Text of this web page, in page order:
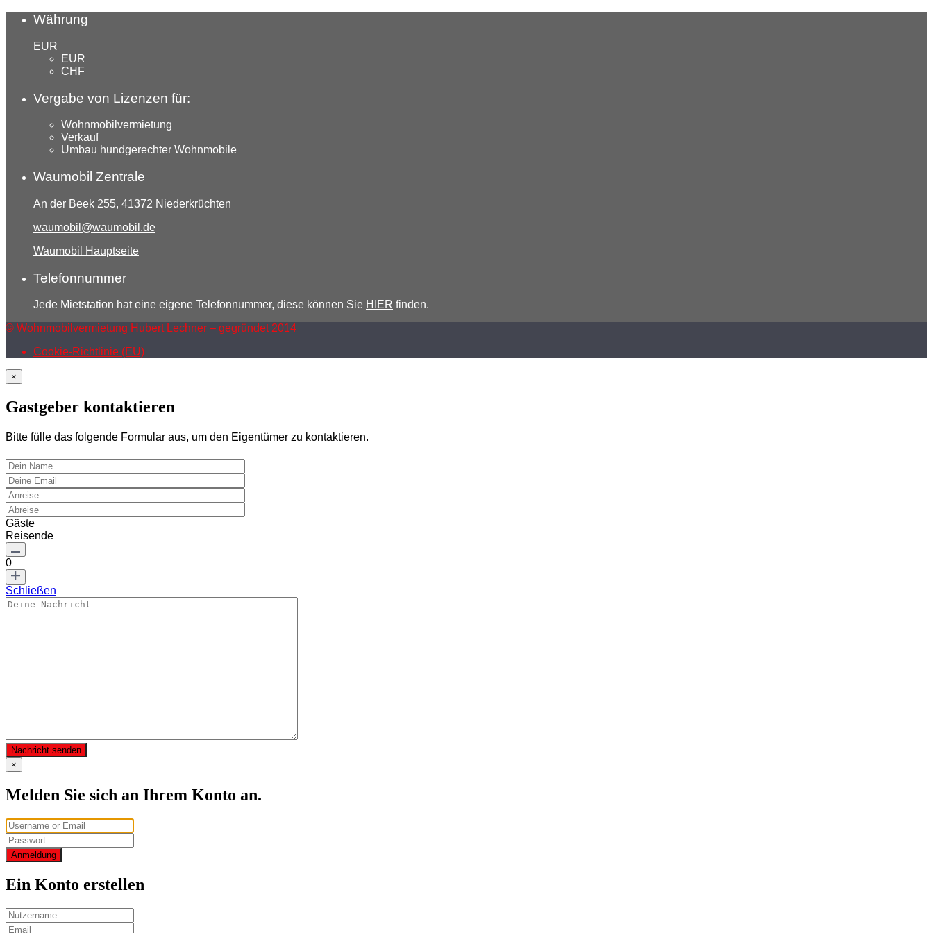
Währung
EUR
EUR
CHF
Vergabe von Lizenzen für:
Wohnmobilvermietung
Verkauf
Umbau hundgerechter Wohnmobile
Waumobil Zentrale
An der Beek 255, 41372 Niederkrüchten
waumobil@waumobil.de
Waumobil Hauptseite
Telefonnummer
Jede Mietstation hat eine eigene Telefonnummer, diese können Sie HIER finden.
© Wohnmobilvermietung Hubert Lechner – gegründet 2014
Cookie-Richtlinie (EU)
×
Gastgeber kontaktieren
Bitte fülle das folgende Formular aus, um den Eigentümer zu kontaktieren.
Gäste
Reisende
0
Schließen
Nachricht senden
×
Melden Sie sich an Ihrem Konto an.
Anmeldung
Ein Konto erstellen